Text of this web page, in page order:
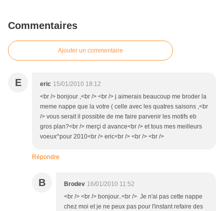
Commentaires
Ajouter un commentaire
E eric 15/01/2010 18:12
<br /> bonjour ,<br /> <br /> j aimerais beaucoup me broder la
meme nappe que la votre ( celle avec les quatres saisons ,<br
/> vous serait il possible de me faire parvenir les motifs eb
gros plan?<br /> merçi d avance<br /> et tous mes meilleurs
voeux^pour 2010<br /> eric<br /> <br /> <br />
Répondre
B Brodev 16/01/2010 11:52
<br /> <br /> bonjour..<br /> Je n'ai pas cette nappe
chez moi et je ne peux pas pour l'instant refaire des